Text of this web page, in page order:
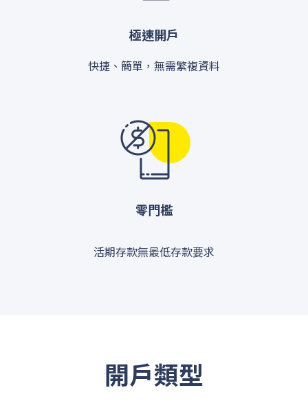
極速開戶
快捷、簡單，無需繁複資料
零門檻
活期存款無最低存款要求
開戶類型